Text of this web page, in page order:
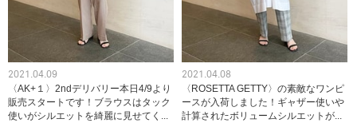
2021.04.09
〈AK+１〉2ndデリバリー本日4/9より
販売スタートです！ブラウスはタック
使いがシルエットを綺麗に見せてく...
2021.04.08
〈ROSETTA GETTY〉の素敵なワンピ
ースが入荷しました！ギャザー使いや
計算されたボリュームシルエットが...